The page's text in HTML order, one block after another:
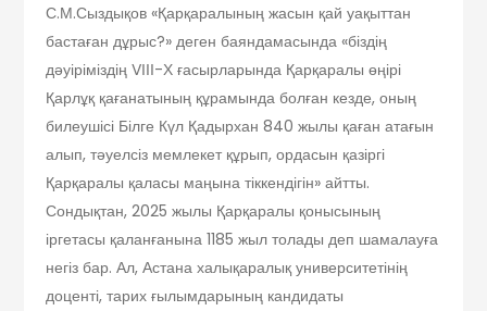
С.М.Сыздықов «Қарқаралының жасын қай уақыттан
бастаған дұрыс?» деген баяндамасында «біздің
дәуіріміздің VІІІ-Х ғасырларында Қарқаралы өңірі
Қарлұқ қағанатының құрамында болған кезде, оның
билеушісі Білге Күл Қадырхан 840 жылы қаған атағын
алып, тәуелсіз мемлекет құрып, ордасын қазіргі
Қарқаралы қаласы маңына тіккендігін» айтты.
Сондықтан, 2025 жылы Қарқаралы қонысының
іргетасы қаланғанына 1185 жыл толады деп шамалауға
негіз бар. Ал, Астана халықаралық университетінің
доценті, тарих ғылымдарының кандидаты